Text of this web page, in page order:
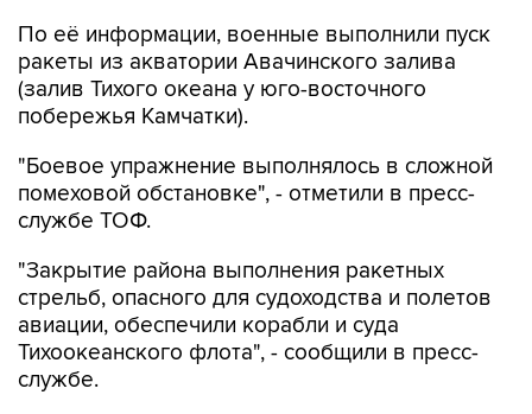
По её информации, военные выполнили пуск
ракеты из акватории Авачинского залива
(залив Тихого океана у юго-восточного
побережья Камчатки).
"Боевое упражнение выполнялось в сложной
помеховой обстановке", - отметили в пресс-
службе ТОФ.
"Закрытие района выполнения ракетных
стрельб, опасного для судоходства и полетов
авиации, обеспечили корабли и суда
Тихоокеанского флота", - сообщили в пресс-
службе.